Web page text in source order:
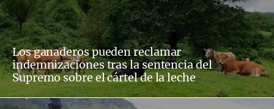
Los ganaderos pueden reclamar
indemnizaciones tras la sentencia del
Supremo sobre el cártel de la leche